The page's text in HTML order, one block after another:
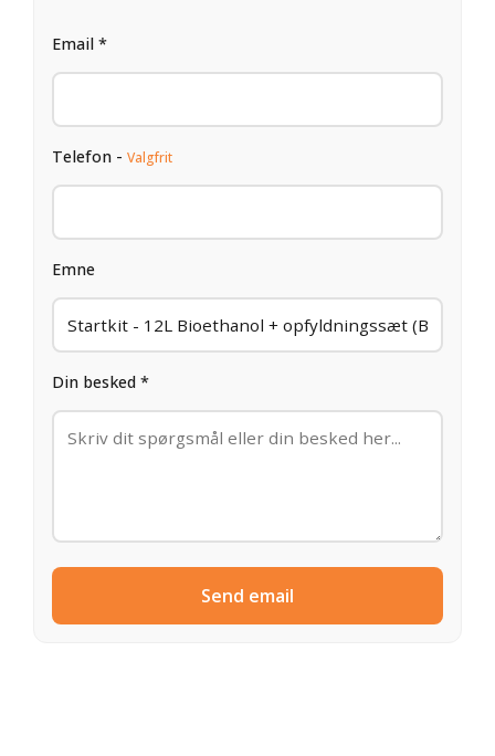
Email *
Telefon - Valgfrit
Emne
Din besked *
Send email